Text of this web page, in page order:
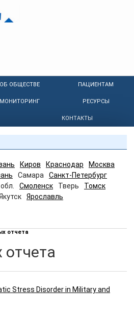
ОБ ОБЩЕСТВЕ ПАЦИЕНТАМ
МОНИТОРИНГ РЕСУРСЫ
КОНТАКТЫ
Киров Краснодар
Москва
Самара
Санкт-Петербург
Смоленск Тверь
Томск
Ярославль
отчета
Stress Disorder in Military and